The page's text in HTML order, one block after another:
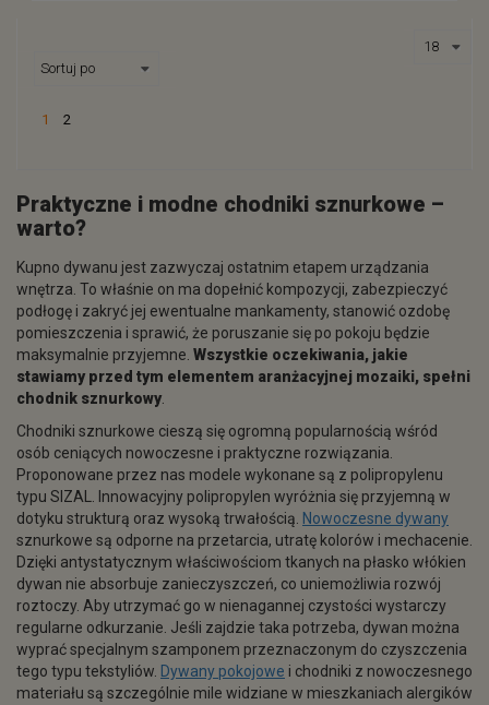
1 2
Praktyczne i modne chodniki sznurkowe –
warto?
Kupno dywanu jest zazwyczaj ostatnim etapem urządzania
wnętrza. To właśnie on ma dopełnić kompozycji, zabezpieczyć
podłogę i zakryć jej ewentualne mankamenty, stanowić ozdobę
pomieszczenia i sprawić, że poruszanie się po pokoju będzie
maksymalnie przyjemne. Wszystkie oczekiwania, jakie
stawiamy przed tym elementem aranżacyjnej mozaiki, spełni
chodnik sznurkowy
Chodniki sznurkowe cieszą się ogromną popularnością wśród
osób ceniących nowoczesne i praktyczne rozwiązania.
Proponowane przez nas modele wykonane są z polipropylenu
typu SIZAL. Innowacyjny polipropylen wyróżnia się przyjemną w
dotyku strukturą oraz wysoką trwałością. Nowoczesne dywany
sznurkowe są odporne na przetarcia, utratę kolorów i mechacenie.
Dzięki antystatycznym właściwościom tkanych na płasko włókien
dywan nie absorbuje zanieczyszczeń, co uniemożliwia rozwój
roztoczy. Aby utrzymać go w nienagannej czystości wystarczy
regularne odkurzanie. Jeśli zajdzie taka potrzeba, dywan można
wyprać specjalnym szamponem przeznaczonym do czyszczenia
tego typu tekstyliów. Dywany pokojowe i chodniki z nowoczesnego
materiału są szczególnie mile widziane w mieszkaniach alergików